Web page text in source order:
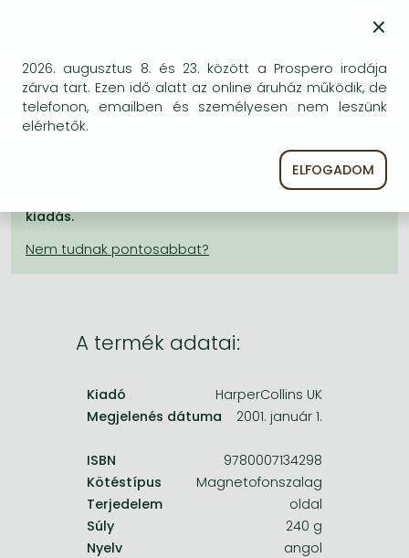
One-Punch Man manga
9 023 Ft
KÍVÁNSÁGLISTÁRA TESZEM
A kiadónál véglegesen elfogyott, nem rendelhető.
kiadás.
A termék adatai:
Kiadó
HarperCollins UK
Megjelenés dátuma
2001. január 1.
ISBN
9780007134298
Kötéstípus
Magnetofonszalag
Terjedelem
oldal
Súly
240 g
Nyelv
angol
×
2026. augusztus 8. és 23. között a Prospero irodája
zárva tart. Ezen idő alatt az online áruház működik, de
telefonon, emailben és személyesen nem leszünk
elérhetők.
ELFOGADOM